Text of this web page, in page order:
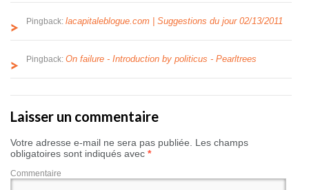
Pingback: lacapitaleblogue.com | Suggestions du jour 02/13/2011
Pingback: On failure - Introduction by politicus - Pearltrees
Laisser un commentaire
Votre adresse e-mail ne sera pas publiée.
Les champs
obligatoires sont indiqués avec *
Commentaire